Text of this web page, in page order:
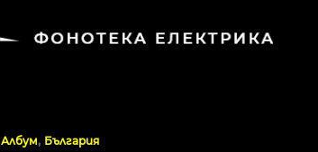
Албум, България